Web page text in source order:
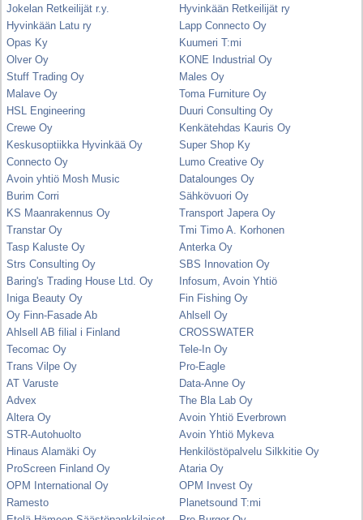
Jokelan Retkeilijät r.y.
Hyvinkään Retkeilijät ry
Hyvinkään Latu ry
Lapp Connecto Oy
Opas Ky
Kuumeri T:mi
Olver Oy
KONE Industrial Oy
Stuff Trading Oy
Males Oy
Malave Oy
Toma Furniture Oy
HSL Engineering
Duuri Consulting Oy
Crewe Oy
Kenkätehdas Kauris Oy
Keskusoptiikka Hyvinkää Oy
Super Shop Ky
Connecto Oy
Lumo Creative Oy
Avoin yhtiö Mosh Music
Datalounges Oy
Burim Corri
Sähkövuori Oy
KS Maanrakennus Oy
Transport Japera Oy
Transtar Oy
Tmi Timo A. Korhonen
Tasp Kaluste Oy
Anterka Oy
Strs Consulting Oy
SBS Innovation Oy
Baring's Trading House Ltd. Oy
Infosum, Avoin Yhtiö
Iniga Beauty Oy
Fin Fishing Oy
Oy Finn-Fasade Ab
Ahlsell Oy
Ahlsell AB filial i Finland
CROSSWATER
Tecomac Oy
Tele-In Oy
Trans Vilpe Oy
Pro-Eagle
AT Varuste
Data-Anne Oy
Advex
The Bla Lab Oy
Altera Oy
Avoin Yhtiö Everbrown
STR-Autohuolto
Avoin Yhtiö Mykeva
Hinaus Alamäki Oy
Henkilöstöpalvelu Silkkitie Oy
ProScreen Finland Oy
Ataria Oy
OPM International Oy
OPM Invest Oy
Ramesto
Planetsound T:mi